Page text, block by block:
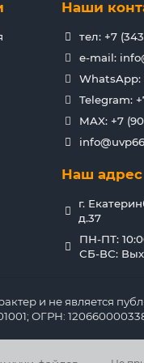
Наши
тел: +7
e-mail:
WhatsApp:
Telegram:
MAX: +7
Наш адрес
г.
д.37
ПН-ПТ:
СБ-ВС:
и не является
ОГРН: